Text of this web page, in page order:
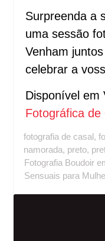
Surpreenda a
uma sessão
Venham
celebrar a
Disponível em
Fotográfica de
fotografia de casal,
namorada, preto,
Fotografia Boudoir
Sensuais para